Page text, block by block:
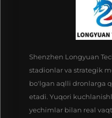
Shenzhen Longyuan
stadionlar va strategik
bo'lgan aqlli dronlarga
etadi. Yuqori
yechimlar bilan real